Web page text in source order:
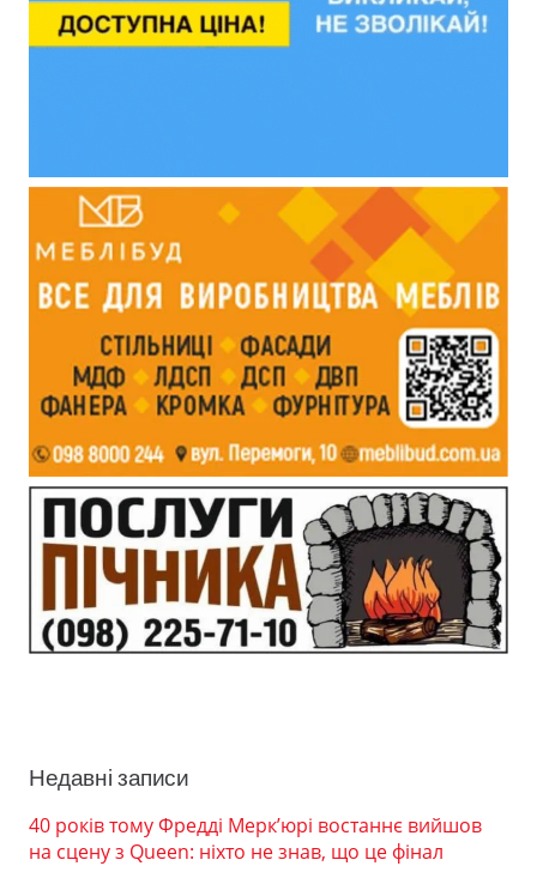
Недавні записи
40 років тому Фредді Мерк’юрі востаннє вийшов
на сцену з Queen: ніхто не знав, що це фінал